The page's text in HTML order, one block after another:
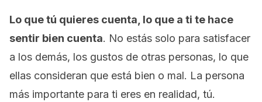
Lo que tú quieres cuenta, lo que a ti te hace
sentir bien cuenta. No estás solo para satisfacer
a los demás, los gustos de otras personas, lo que
ellas consideran que está bien o mal. La persona
más importante para ti eres en realidad, tú.